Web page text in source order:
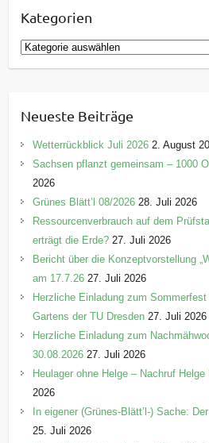
Kategorien
K
a
g
o
r
e
n
Neueste Beiträge
Wetterrückblick Juli 2026 2. August
Sachsen pflanzt gemeinsam – 1000
2026
Grünes Blätt’l 08/2026 28. Juli 2026
Ressourcenverbrauch auf dem
erträgt die Erde? 27. Juli 2026
Bericht über die Konzeptvorstellung
am 17.7.26 27. Juli 2026
Herzliche Einladung zum
Gartens der TU Dresden 27. Juli 2026
Herzliche Einladung zum
30.08.2026 27. Juli 2026
Heulager ohne Helge – Nachruf Helge
2026
In eigener (Grünes-Blätt’l-) Sache:
25. Juli 2026